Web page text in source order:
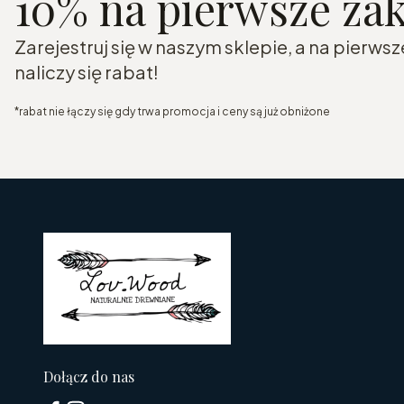
Zarejestruj się w naszym sklepie, a na
naliczy się rabat!
*rabat nie łączy się gdy trwa promocja i ceny są już obniżone
Dołącz do nas